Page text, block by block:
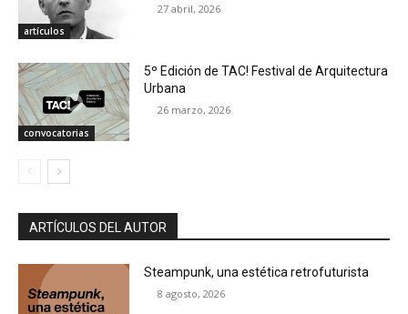
artículos
27 abril, 2026
convocatorias
5º Edición de TAC! Festival de Arquitectura
Urbana
26 marzo, 2026
ARTÍCULOS DEL AUTOR
Steampunk, una estética retrofuturista
8 agosto, 2026